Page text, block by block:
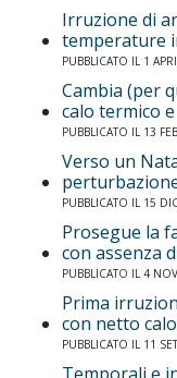
Irruzione di
temperature
PUBBLICATO IL 1
Cambia (per
calo termico
PUBBLICATO IL 13
Verso un
PUBBLICATO IL 15
Prosegue la
con assenza
PUBBLICATO IL 4
Prima
con netto
PUBBLICATO IL 11